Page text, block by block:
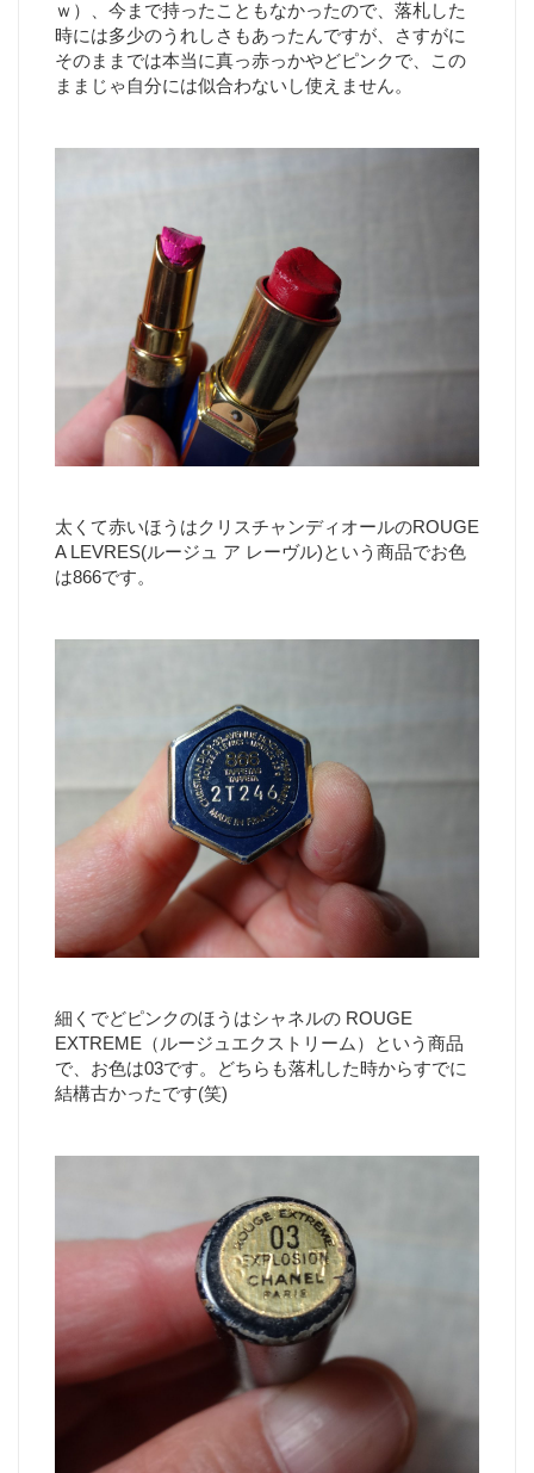
ｗ）、今まで持ったこともなかったので、落札した
時には多少のうれしさもあったんですが、さすがに
そのままでは本当に真っ赤っかやどピンクで、この
ままじゃ自分には似合わないし使えません。
太くて赤いほうはクリスチャンディオールのROUGE
A LEVRES(ルージュ ア レーヴル)という商品でお色
は866です。
細くでどピンクのほうはシャネルの ROUGE
EXTREME（ルージュエクストリーム）という商品
で、お色は03です。どちらも落札した時からすでに
結構古かったです(笑)